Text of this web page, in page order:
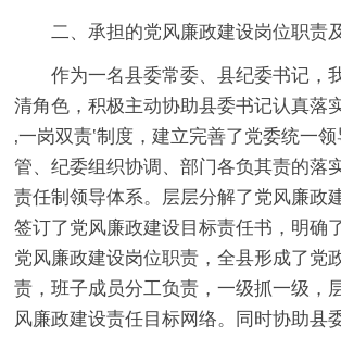
二、承担的党风廉政建设岗位职责
作为一名县委常委、县纪委书记，
清角色，积极主动协助县委书记认真落
‚一岗双责‛制度，建立完善了党委统一
管、纪委组织协调、部门各负其责的落
责任制领导体系。层层分解了党风廉政
签订了党风廉政建设目标责任书，明确
党风廉政建设岗位职责，全县形成了党
责，班子成员分工负责，一级抓一级，
风廉政建设责任目标网络。同时协助县